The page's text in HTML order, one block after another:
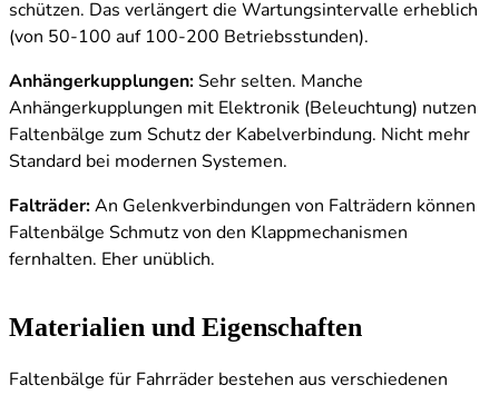
schützen. Das verlängert die Wartungsintervalle erheblich
(von 50-100 auf 100-200 Betriebsstunden).
Anhängerkupplungen: Sehr selten. Manche
Anhängerkupplungen mit Elektronik (Beleuchtung) nutzen
Faltenbälge zum Schutz der Kabelverbindung. Nicht mehr
Standard bei modernen Systemen.
Falträder: An Gelenkverbindungen von Falträdern können
Faltenbälge Schmutz von den Klappmechanismen
fernhalten. Eher unüblich.
Materialien und Eigenschaften
Faltenbälge für Fahrräder bestehen aus verschiedenen